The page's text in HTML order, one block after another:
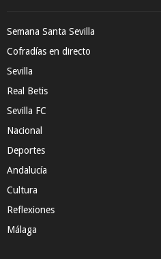
Semana Santa Sevilla
Cofradías en directo
Sevilla
Real Betis
Sevilla FC
Nacional
Deportes
Andalucía
Cultura
Reflexiones
Málaga